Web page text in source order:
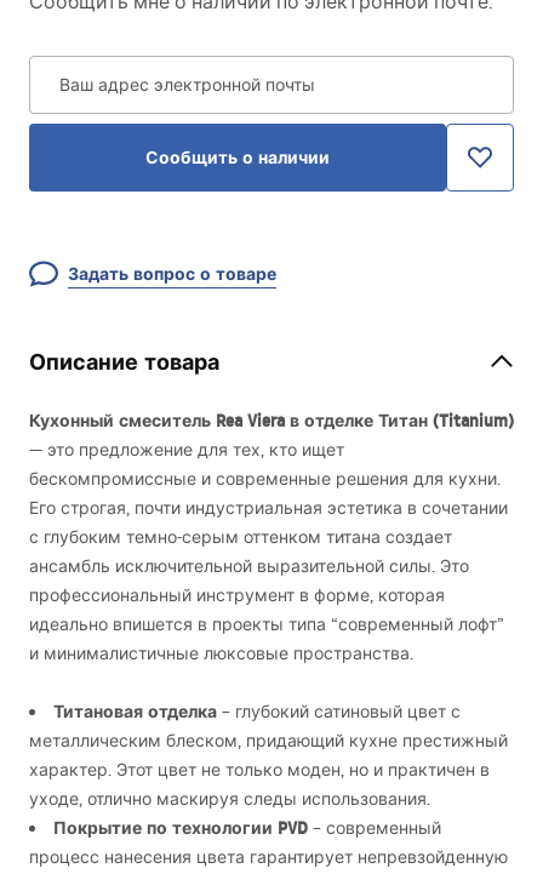
Ваш адрес электронной почты
Сообщить о наличии
Задать вопрос о товаре
Описание товара
Кухонный смеситель Rea Viera в отделке Титан (Titanium)
— это предложение для тех, кто ищет
бескомпромиссные и современные решения для кухни.
Его строгая, почти индустриальная эстетика в сочетании
с глубоким темно-серым оттенком титана создает
ансамбль исключительной выразительной силы. Это
профессиональный инструмент в форме, которая
идеально впишется в проекты типа “современный лофт”
и минималистичные люксовые пространства.
Титановая отделка – глубокий сатиновый цвет с
металлическим блеском, придающий кухне престижный
характер. Этот цвет не только моден, но и практичен в
уходе, отлично маскируя следы использования.
Покрытие по технологии PVD – современный
процесс нанесения цвета гарантирует непревзойденную